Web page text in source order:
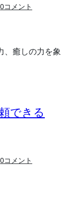
0コメント
できる
0コメント